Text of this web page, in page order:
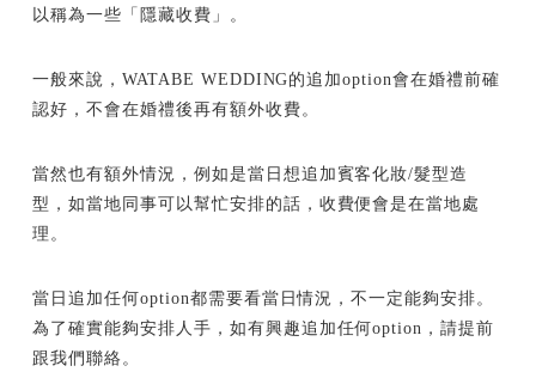
以稱為一些「隱藏收費」。
一般來說，WATABE WEDDING的追加option會在婚禮前確
認好，不會在婚禮後再有額外收費。
當然也有額外情況，例如是當日想追加賓客化妝/髮型造
型，如當地同事可以幫忙安排的話，收費便會是在當地處
理。
當日追加任何option都需要看當日情況，不一定能夠安排。
為了確實能夠安排人手，如有興趣追加任何option，請提前
跟我們聯絡。